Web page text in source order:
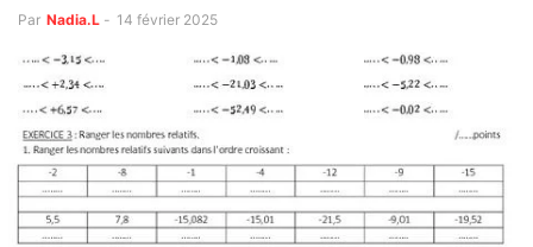
Par Nadia.L - 14 février 2025